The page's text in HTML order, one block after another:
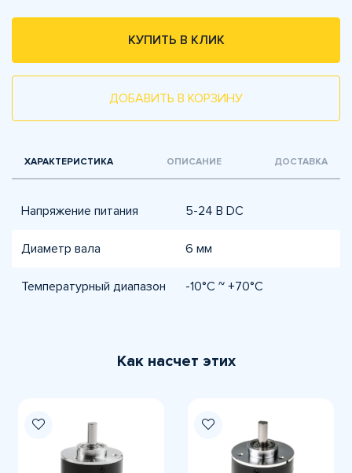
КУПИТЬ В КЛИК
ДОБАВИТЬ В КОРЗИНУ
ХАРАКТЕРИСТИКА ОПИСАНИЕ ДОСТАВКА
Напряжение питания 5-24 В DC
Диаметр вала 6 мм
Температурный диапазон -10°C ~ +70°C
Как насчет этих